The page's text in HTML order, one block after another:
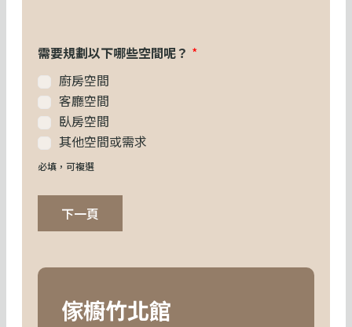
需要規劃以下哪些空間呢？ *
廚房空間
客廳空間
臥房空間
其他空間或需求
必填，可複選
下一頁
傢櫥竹北館